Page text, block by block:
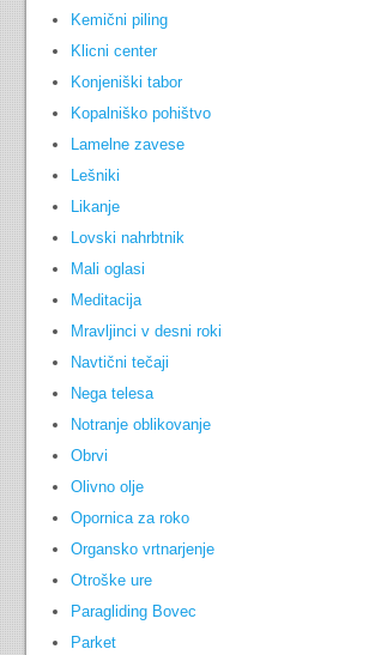
Kemični piling
Klicni center
Konjeniški tabor
Kopalniško pohištvo
Lamelne zavese
Lešniki
Likanje
Lovski nahrbtnik
Mali oglasi
Meditacija
Mravljinci v desni roki
Navtični tečaji
Nega telesa
Notranje oblikovanje
Obrvi
Olivno olje
Opornica za roko
Organsko vrtnarjenje
Otroške ure
Paragliding Bovec
Parket